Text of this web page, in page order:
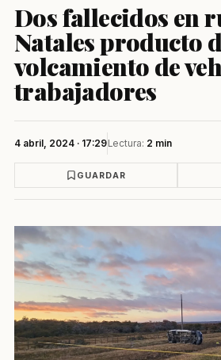
Dos fallecidos en
Natales producto
volcamiento de
trabajadores
4 abril, 2024 · 17:29Lectura: 2 min
GUARDAR